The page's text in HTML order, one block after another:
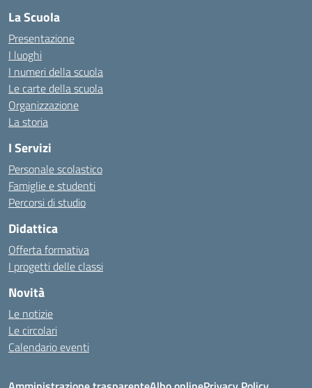
La Scuola
Presentazione
I luoghi
I numeri della scuola
Le carte della scuola
Organizzazione
La storia
I Servizi
Personale scolastico
Famiglie e studenti
Percorsi di studio
Didattica
Offerta formativa
I progetti delle classi
Novità
Le notizie
Le circolari
Calendario eventi